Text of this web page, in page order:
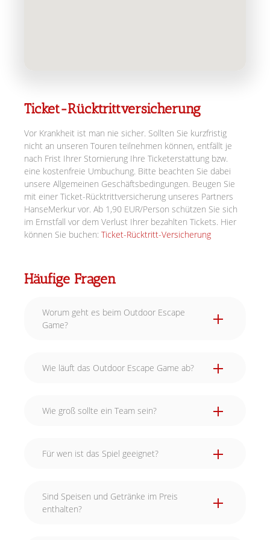
Ticket-Rücktrittversicherung
Vor Krankheit ist man nie sicher. Sollten Sie kurzfristig
nicht an unseren Touren teilnehmen können, entfällt je
nach Frist Ihrer Stornierung Ihre Ticketerstattung bzw.
eine kostenfreie Umbuchung. Bitte beachten Sie dabei
unsere Allgemeinen Geschäftsbedingungen. Beugen Sie
mit einer Ticket-Rücktrittversicherung unseres Partners
HanseMerkur vor. Ab 1,90 EUR/Person schützen Sie sich
im Ernstfall vor dem Verlust Ihrer bezahlten Tickets. Hier
können Sie buchen: Ticket-Rücktritt-Versicherung
Häufige Fragen
Worum geht es beim Outdoor Escape
Game?
Wie läuft das Outdoor Escape Game ab?
Wie groß sollte ein Team sein?
Für wen ist das Spiel geeignet?
Sind Speisen und Getränke im Preis
enthalten?